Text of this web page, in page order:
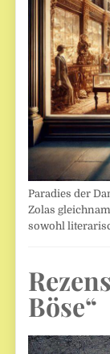
Paradies der
Zolas
sowohl
Böse“